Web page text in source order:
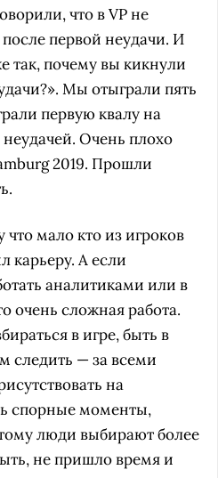
что в VP не
первой неудачи. И
так, почему вы кикнули
Мы отыграли пять
первую квалу на
Очень плохо
2019. Прошли
мало кто из игроков
карьеру. А если
аналитиками или в
очень сложная работа.
в игре, быть в
следить — за всеми
на
спорные моменты,
люди выбирают более
не пришло время и